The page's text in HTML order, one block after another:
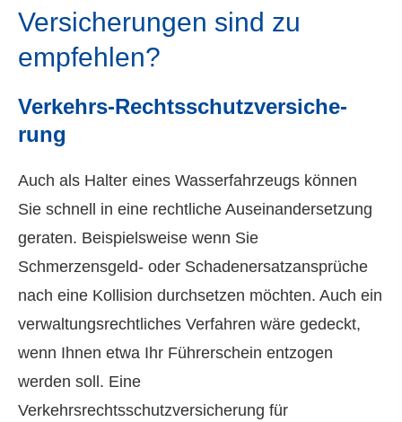
Versicherungen sind zu
empfehlen?
Verkehrs-Rechts­schutz­ver­si­che­
rung
Auch als Halter eines Wasserfahrzeugs können
Sie schnell in eine rechtliche Auseinandersetzung
geraten. Beispielsweise wenn Sie
Schmerzensgeld- oder Schadenersatzansprüche
nach eine Kollision durchsetzen möchten. Auch ein
verwaltungsrechtliches Verfahren wäre gedeckt,
wenn Ihnen etwa Ihr Führerschein entzogen
werden soll. Eine
Verkehrsrechtsschutzversicherung für